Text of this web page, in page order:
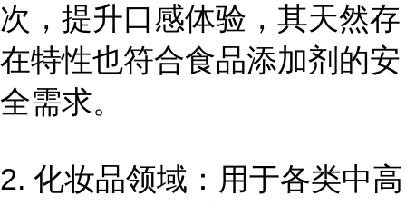
次，提升口感体验，其天然存
在特性也符合食品添加剂的安
全需求。
2. 化妆品领域：用于各类中高